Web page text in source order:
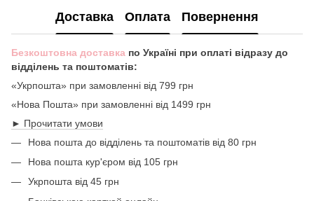
Доставка Оплата Повернення
Безкоштовна доставка по Україні при оплаті відразу до
відділень та поштоматів:
«Укрпошта» при замовленні від 799 грн
«Нова Пошта» при замовленні від 1499 грн
► Прочитати умови
Нова пошта до відділень та поштоматів від 80 грн
Нова пошта кур'єром від 105 грн
Укрпошта від 45 грн